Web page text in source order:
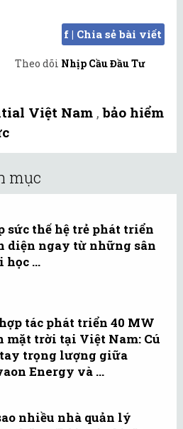
f | Chia sẻ bài viết
Theo dõi Nhịp Cầu Đầu Tư
Việt Nam ,bảo hiểm
mục
sức thế hệ trẻ phát triển
diện ngay từ những sân
học ...
tác phát triển 40 MW
mặt trời tại Việt Nam: Cú
trọng lượng giữa
Energy và ...
nhiều nhà quản lý